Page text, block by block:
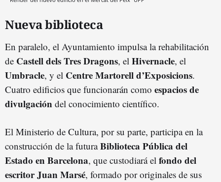
Nueva biblioteca
En paralelo, el Ayuntamiento impulsa la rehabilitación
de Castell dels Tres Dragons, el Hivernacle, el
Umbracle, y el Centre Martorell d’Exposicions.
Cuatro edificios que funcionarán como espacios de
divulgación del conocimiento científico.
El Ministerio de Cultura, por su parte, participa en la
construcción de la futuraBiblioteca Pública del
Estado en Barcelona, que custodiará el fondo del
escritor Juan Marsé, formado por originales de sus